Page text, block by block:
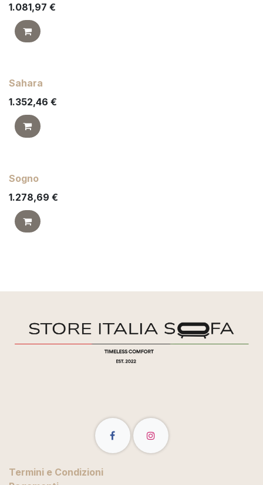
1.081,97 €
Sahara
1.352,46 €
Sogno
1.278,69 €
Termini e Condizioni